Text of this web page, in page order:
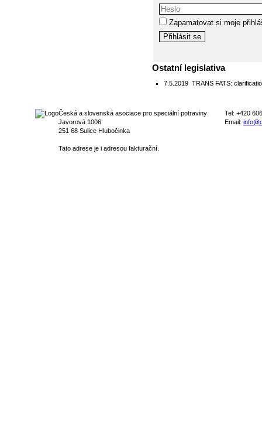
Zapamatovat si moje
Ostatní legislativa
7.5.2019 TRANS FATS:
Česká a slovenská asociace pro speciální potraviny
Javorová 1006
251 68 Sulice Hlubočinka
Tato adrese je i adresou fakturační.
Tel: +420
Email: